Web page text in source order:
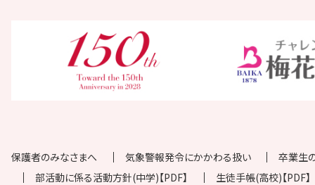
保護者のみなさまへ 気象警報発令にかかわる扱い
卒業生
部活動に係る活動方針(中学)【PDF】
生徒手帳(高校)【PDF】